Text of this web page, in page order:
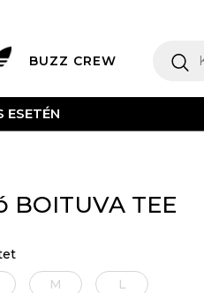
BUZZ CREW
ESETÉN
BOITUVA TEE
M L